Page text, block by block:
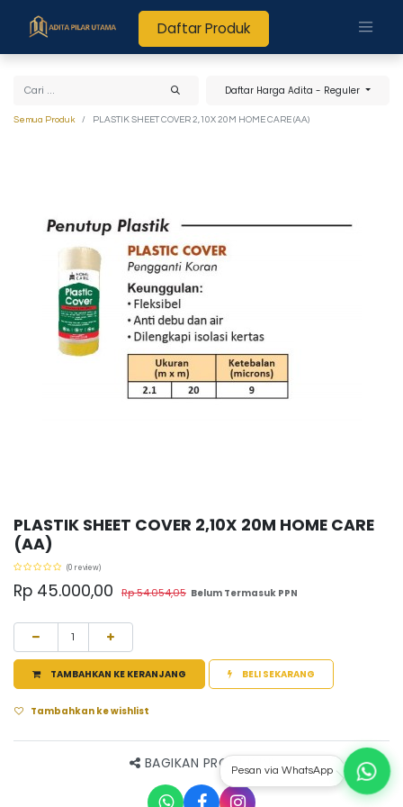
Daftar Produk
Daftar Harga Adita - Reguler
Semua Produk PLASTIK SHEET COVER 2,10X 20M HOME CARE (AA)
PLASTIK SHEET COVER 2,10X 20M HOME CARE
(AA)
(0 review)
Rp 45.000,00 Rp54.054,05 Belum Termasuk PPN
TAMBAHKAN KE KERANJANG BELI SEKARANG
Tambahkan ke wishlist
BAGIKAN PRODUK INIPesan via WhatsApp